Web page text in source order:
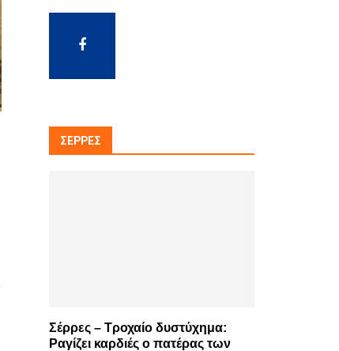
ΣΈΡΡΕΣ
Σέρρες – Τροχαίο δυστύχημα:
Ραγίζει καρδιές ο πατέρας των